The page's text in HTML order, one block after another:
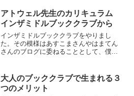
分は、海面から少し出ている氷山の一角
に過ぎず、海中には私たち...
アトウェル先生のカリキュラム
インザミドルブッククラブから
インザミドルブッククラブをやりまし
た。その模様はあすこまさんやはまてん
さんのブログに委ねることとして、僕は
『イン・ザ・ミドル』読書会＠大人のブ
ッククラブに参加してきまし...
大人のブッククラブで生まれる３
つのメリット